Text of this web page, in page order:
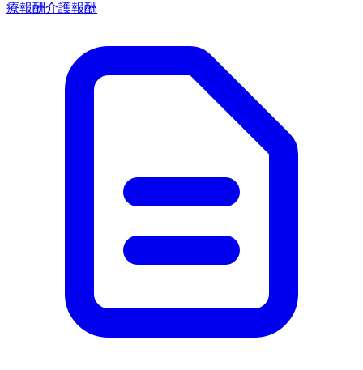
療報酬介護報酬